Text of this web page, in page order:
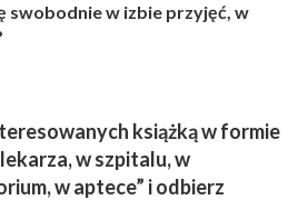
swobodnie w izbie przyjęć, w
książką w formie
w szpitalu, w
w aptece” i odbierz